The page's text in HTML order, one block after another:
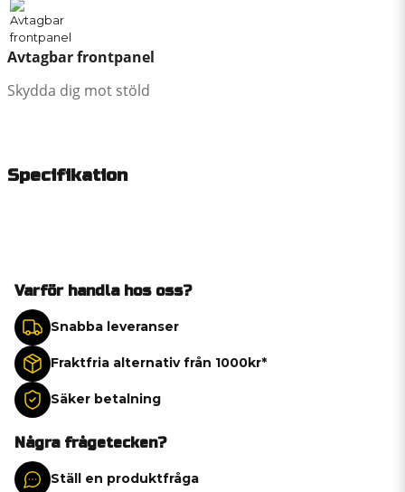
Avtagbar frontpanel
Skydda dig mot stöld
Specifikation
Varför handla hos oss?
Snabba leveranser
Fraktfria alternativ från 1000kr*
Säker betalning
Några frågetecken?
Ställ en produktfråga